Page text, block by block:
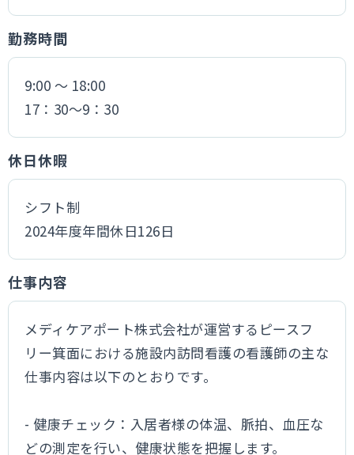
勤務時間
9:00 〜 18:00
17：30〜9：30
休日休暇
シフト制
2024年度年間休日126日
仕事内容
メディケアポート株式会社が運営するピースフ
リー箕面における施設内訪問看護の看護師の主な
仕事内容は以下のとおりです。
- 健康チェック：入居者様の体温、脈拍、血圧な
どの測定を行い、健康状態を把握します。